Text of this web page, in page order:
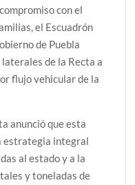
con el
el Escuadrón
de Puebla
de la Recta a
flujo vehicular de la
anunció que esta
estrategia integral
al estado y a la
y toneladas de